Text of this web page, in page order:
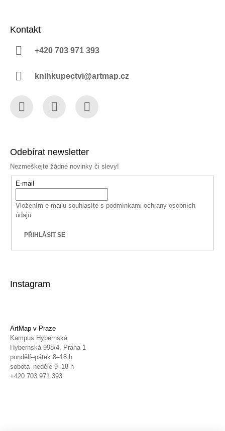
Kontakt
+420 703 971 393
knihkupectvi@artmap.cz
Odebírat newsletter
Nezmeškejte žádné novinky či slevy!
E-mail
Vložením e-mailu souhlasíte s podmínkami ochrany osobních
údajů
PŘIHLÁSIT SE
Instagram
ArtMap v Praze
Kampus Hybernská
Hybernská 998/4, Praha 1
pondělí–pátek 8–18 h
sobota–neděle 9–18 h
+420 703 971 393